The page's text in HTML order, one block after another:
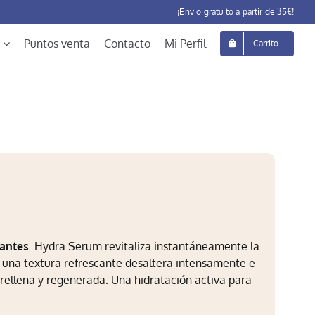
¡Envio gratuito a partir de 35€!
Puntos venta Contacto Mi Perfil Carrito
. Hydra Serum revitaliza instantáneamente la
textura refrescante desaltera intensamente e
y regenerada. Una hidratación activa para